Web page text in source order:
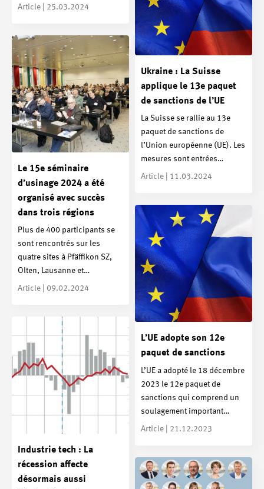
Article | 25.03.2024
Ukraine : La Suisse
applique le 13e paquet
de sanctions de l’UE
La Suisse se rallie au 13e
paquet de sanctions de
l’Union européenne (UE). Les
mesures sont entrées…
Article | 11.03.2024
Le 15e séminaire
d’usinage 2024 a été
organisé avec succès
dans trois régions
Plus de 400 participants se
sont rencontrés sur les
quatre sites à Pfäffikon SZ,
Olten, Lausanne et…
Article | 09.02.2024
L’UE adopte son 12e
paquet de sanctions
L’UE a adopté le 18 décembre
2023 le 12e paquet de
sanctions qui comprend un
soulagement important…
Article | 21.12.2023
Industrie tech : La
récession affecte
désormais aussi